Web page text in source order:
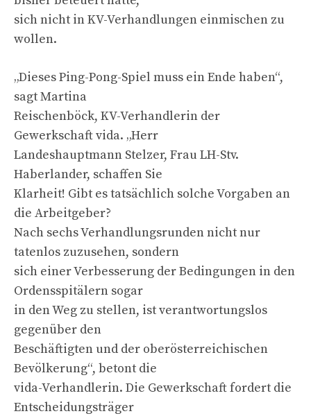
sich nicht in KV-Verhandlungen einmischen zu
wollen.
„Dieses Ping-Pong-Spiel muss ein Ende haben“,
sagt Martina
Reischenböck, KV-Verhandlerin der
Gewerkschaft vida. „Herr
Landeshauptmann Stelzer, Frau LH-Stv.
Haberlander, schaffen Sie
Klarheit! Gibt es tatsächlich solche Vorgaben an
die Arbeitgeber?
Nach sechs Verhandlungsrunden nicht nur
tatenlos zuzusehen, sondern
sich einer Verbesserung der Bedingungen in den
Ordensspitälern sogar
in den Weg zu stellen, ist verantwortungslos
gegenüber den
Beschäftigten und der oberösterreichischen
Bevölkerung“, betont die
vida-Verhandlerin. Die Gewerkschaft fordert die
Entscheidungsträger